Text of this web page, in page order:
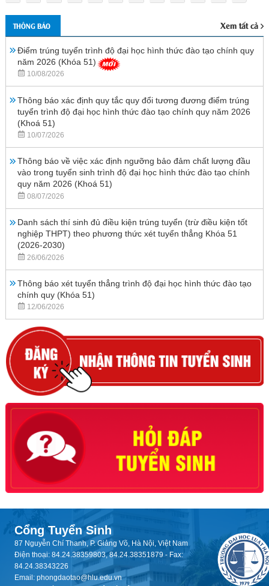
THÔNG BÁO Xem tất cả
Điểm trúng tuyển trình độ đại học hình thức đào tạo chính quy
năm 2026 (Khóa 51)
10/08/2026
Thông báo xác định quy tắc quy đổi tương đương điểm trúng
tuyển trình độ đại học hình thức đào tạo chính quy năm 2026
(Khoá 51)
10/07/2026
Thông báo về việc xác định ngưỡng bảo đảm chất lượng đầu
vào trong tuyển sinh trình độ đại học hình thức đào tạo chính
quy năm 2026 (Khoá 51)
08/07/2026
Danh sách thí sinh đủ điều kiện trúng tuyển (trừ điều kiện tốt
nghiệp THPT) theo phương thức xét tuyển thẳng Khóa 51
(2026-2030)
26/06/2026
Thông báo xét tuyển thẳng trình độ đại học hình thức đào tạo
chính quy (Khóa 51)
12/06/2026
Cổng Tuyển Sinh
87 Nguyễn Chí Thanh, P. Giảng Võ, Hà Nội, Việt Nam
Điện thoại: 84.24.38359803, 84.24.38351879 - Fax:
84.24.38343226
Email: phongdaotao@hlu.edu.vn